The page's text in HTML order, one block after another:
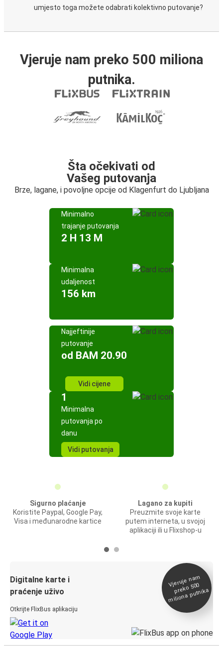
umjesto toga možete odabrati kolektivno putovanje?
Vjeruje nam preko 500 miliona
putnika.
Šta očekivati od
Vašeg putovanja
Brze, lagane, i povoljne opcije od Klagenfurt do Ljubljana
Minimalno
trajanje putovanja
2 H 13 M
Minimalna
udaljenost
156 km
Najjeftinije
putovanje
od BAM 20.90
Vidi cijene
1
Minimalna
putovanja po
danu
Vidi putovanja
Sigurno plaćanje
Koristite Paypal, Google Pay,
Visa i međunarodne kartice
Lagano za kupiti
Preuzmite svoje karte
putem interneta, u svojoj
aplikaciji ili u Flixshop-u
Digitalne karte i
praćenje uživo
Otkrijte FlixBus aplikaciju
Vjeruje na
m
preko 500
miliona putnika